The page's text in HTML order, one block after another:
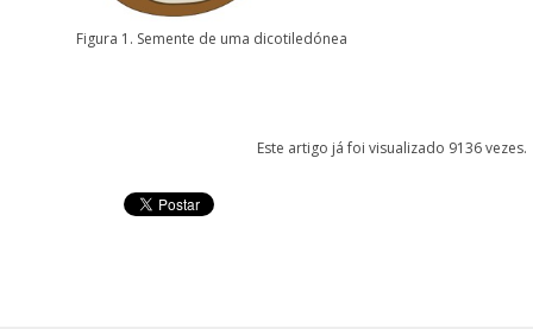
Figura 1. Semente de uma dicotiledónea
Este artigo já foi visualizado 9136 vezes.